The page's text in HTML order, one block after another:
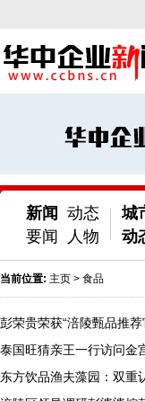
新闻
要闻
动态
人物
城
动
当前位置: 主页 > 食品
彭荣贵荣获“涪陵甄品推
泰国旺猜亲王一行访问金
东方饮品渔夫藻园：双重